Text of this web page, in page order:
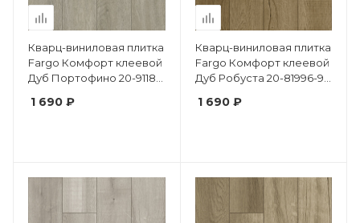
Кварц-виниловая плитка
Fargo Комфорт клеевой
Дуб Портофино 20-9118-
1 690 ₽
Кварц-виниловая плитка
Fargo Комфорт клеевой
Дуб Робуста 20-81996-9
1 690 ₽